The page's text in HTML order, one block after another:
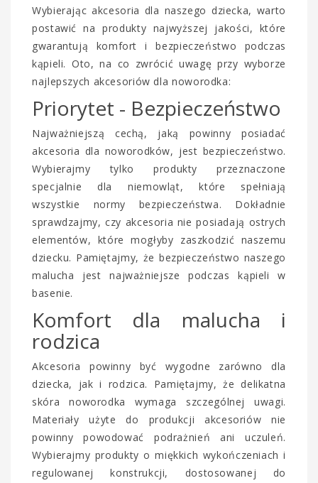
Wybierając akcesoria dla naszego dziecka, warto
postawić na produkty najwyższej jakości, które
gwarantują komfort i bezpieczeństwo podczas
kąpieli. Oto, na co zwrócić uwagę przy wyborze
najlepszych akcesoriów dla noworodka:
Priorytet - Bezpieczeństwo
Najważniejszą cechą, jaką powinny posiadać
akcesoria dla noworodków, jest bezpieczeństwo.
Wybierajmy tylko produkty przeznaczone
specjalnie dla niemowląt, które spełniają
wszystkie normy bezpieczeństwa. Dokładnie
sprawdzajmy, czy akcesoria nie posiadają ostrych
elementów, które mogłyby zaszkodzić naszemu
dziecku. Pamiętajmy, że bezpieczeństwo naszego
malucha jest najważniejsze podczas kąpieli w
basenie.
Komfort dla malucha i
rodzica
Akcesoria powinny być wygodne zarówno dla
dziecka, jak i rodzica. Pamiętajmy, że delikatna
skóra noworodka wymaga szczególnej uwagi.
Materiały użyte do produkcji akcesoriów nie
powinny powodować podrażnień ani uczuleń.
Wybierajmy produkty o miękkich wykończeniach i
regulowanej konstrukcji, dostosowanej do